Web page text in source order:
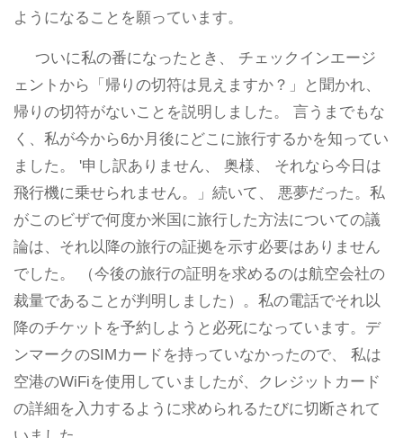
ようになることを願っています。
ついに私の番になったとき、 チェックインエージ
ェントから「帰りの切符は見えますか？」と聞かれ、
帰りの切符がないことを説明しました。 言うまでもな
く、私が今から6か月後にどこに旅行するかを知ってい
ました。 '申し訳ありません、 奥様、 それなら今日は
飛行機に乗せられません。」続いて、 悪夢だった。私
がこのビザで何度か米国に旅行した方法についての議
論は、それ以降の旅行の証拠を示す必要はありません
でした。 （今後の旅行の証明を求めるのは航空会社の
裁量であることが判明しました）。私の電話でそれ以
降のチケットを予約しようと必死になっています。デ
ンマークのSIMカードを持っていなかったので、 私は
空港のWiFiを使用していましたが、クレジットカード
の詳細を入力するように求められるたびに切断されて